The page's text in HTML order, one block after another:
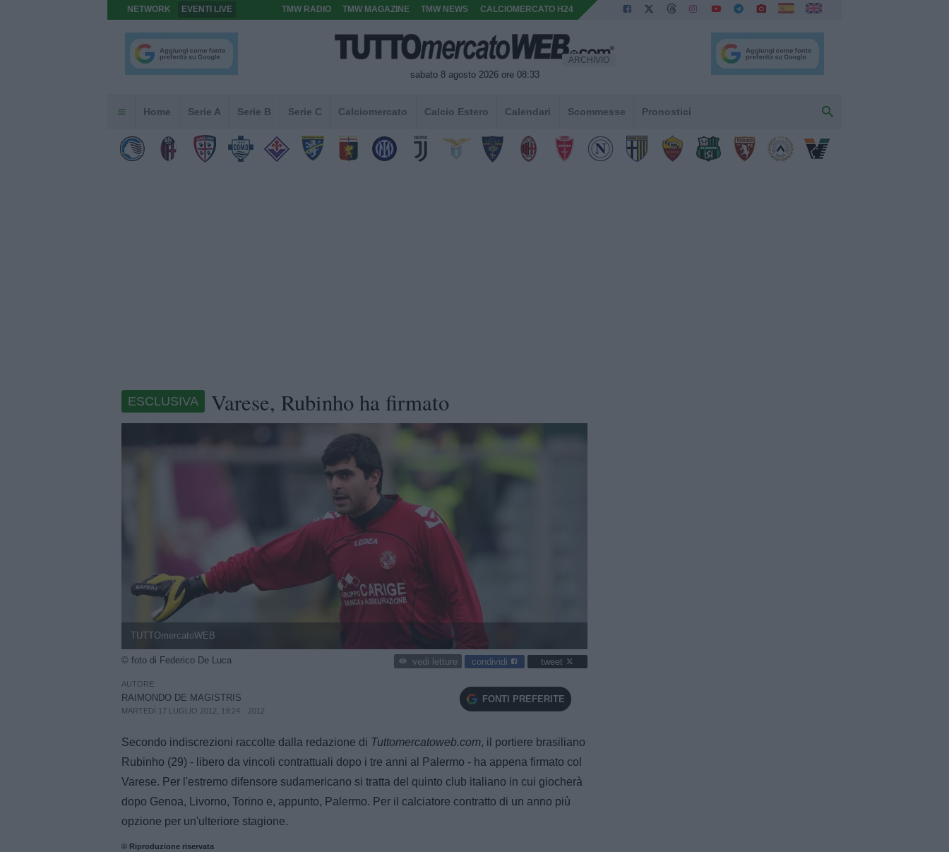
NETWORK EVENTI LIVE TMW RADIO TMW MAGAZINE TMW NEWS CALCIOMERCATO H24
sabato 8 agosto 2026 ore 08:33
ARCHIVIO
Home Serie A Serie B Serie C Calciomercato Calcio Estero Calendari Scommesse Pronostici
ESCLUSIVA Varese, Rubinho ha firmato
TUTTOmercatoWEB
© foto di Federico De Luca vedi letture condividi tweet
AUTORE
RAIMONDO DE MAGISTRIS
MARTEDÌ 17 LUGLIO 2012, 19:24 2012
FONTI PREFERITE
Secondo indiscrezioni raccolte dalla redazione di Tuttomercatoweb.com, il portiere brasiliano
Rubinho (29) - libero da vincoli contrattuali dopo i tre anni al Palermo - ha appena firmato col
Varese. Per l'estremo difensore sudamericano si tratta del quinto club italiano in cui giocherà
dopo Genoa, Livorno, Torino e, appunto, Palermo. Per il calciatore contratto di un anno più
opzione per un'ulteriore stagione.
© Riproduzione riservata